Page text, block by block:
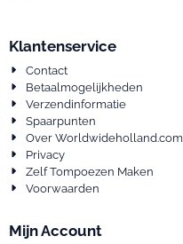
Klantenservice
Contact
Betaalmogelijkheden
Verzendinformatie
Spaarpunten
Over Worldwideholland.com
Privacy
Zelf Tompoezen Maken
Voorwaarden
Mijn Account